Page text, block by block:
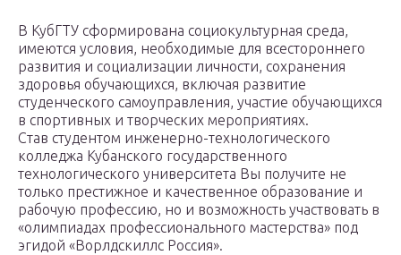
В КубГТУ сформирована социокультурная среда,
имеются условия, необходимые для всестороннего
развития и социализации личности, сохранения
здоровья обучающихся, включая развитие
студенческого самоуправления, участие обучающихся
в спортивных и творческих мероприятиях.
Став студентом инженерно-технологического
колледжа Кубанского государственного
технологического университета Вы получите не
только престижное и качественное образование и
рабочую профессию, но и возможность участвовать в
«олимпиадах профессионального мастерства» под
эгидой «Ворлдскиллс Россия».